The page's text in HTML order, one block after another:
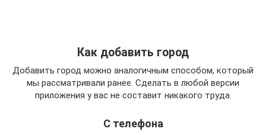
Как добавить город
Добавить город можно аналогичным способом, который
мы рассматривали ранее. Сделать в любой версии
приложения у вас не составит никакого труда.
С телефона